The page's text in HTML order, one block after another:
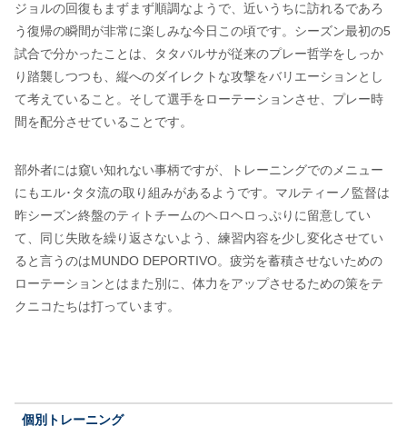
ジョルの回復もまずまず順調なようで、近いうちに訪れるであろ
う復帰の瞬間が非常に楽しみな今日この頃です。シーズン最初の5
試合で分かったことは、タタバルサが従来のプレー哲学をしっか
り踏襲しつつも、縦へのダイレクトな攻撃をバリエーションとし
て考えていること。そして選手をローテーションさせ、プレー時
間を配分させていることです。
部外者には窺い知れない事柄ですが、トレーニングでのメニュー
にもエル･タタ流の取り組みがあるようです。マルティーノ監督は
昨シーズン終盤のティトチームのヘロヘロっぷりに留意してい
て、同じ失敗を繰り返さないよう、練習内容を少し変化させてい
ると言うのはMUNDO DEPORTIVO。疲労を蓄積させないための
ローテーションとはまた別に、体力をアップさせるための策をテ
クニコたちは打っています。
個別トレーニング